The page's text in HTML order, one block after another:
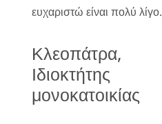
ευχαριστώ είναι πολύ λίγο.
Κλεοπάτρα,
Ιδιοκτήτης
μονοκατοικίας